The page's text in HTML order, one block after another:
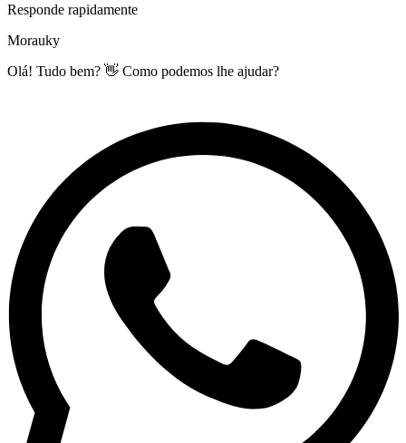
Responde rapidamente
Morauky
Olá! Tudo bem? 👋 Como podemos lhe ajudar?